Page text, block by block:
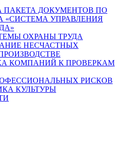
ПАКЕТА ДОКУМЕНТОВ ПО
«СИСТЕМА УПРАВЛЕНИЯ
ОХРАНЫ ТРУДА
НЕСЧАСТНЫХ
КОМПАНИЙ К ПРОВЕРКАМ
РИСКОВ
КУЛЬТУРЫ